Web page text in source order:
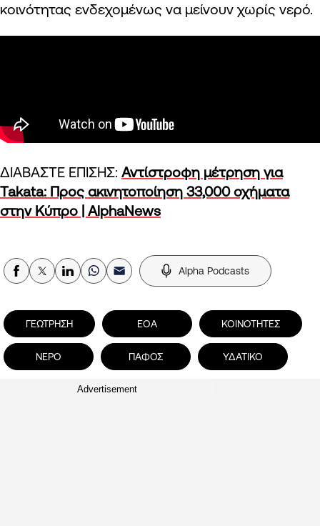
κοινότητας ενδεχομένως να μείνουν χωρίς νερό.
ΔΙΑΒΑΣΤΕ ΕΠΙΣΗΣ: Αντίστροφη μέτρηση για
Takata: Προς ακινητοποίηση 33,000 οχήματα
στην Κύπρο | AlphaNews
Alpha Podcasts
ΓΕΩΤΡΗΣΗ ΕΟΑ ΚΟΙΝΟΤΗΤΕΣ
ΝΕΡΟ ΠΑΦΟΣ ΥΔΑΤΙΚΟ
Advertisement